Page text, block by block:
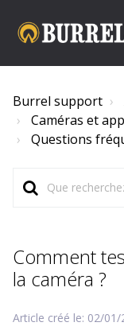
Burrel support
Caméras et
Questions
Comment
la caméra ?
Article créé le: 02/